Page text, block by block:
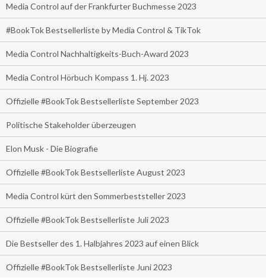
Media Control auf der Frankfurter Buchmesse 2023
#BookTok Bestsellerliste by Media Control & TikTok
Media Control Nachhaltigkeits-Buch-Award 2023
Media Control Hörbuch Kompass 1. Hj. 2023
Offizielle #BookTok Bestsellerliste September 2023
Politische Stakeholder überzeugen
Elon Musk - Die Biografie
Offizielle #BookTok Bestsellerliste August 2023
Media Control kürt den Sommerbeststeller 2023
Offizielle #BookTok Bestsellerliste Juli 2023
Die Bestseller des 1. Halbjahres 2023 auf einen Blick
Offizielle #BookTok Bestsellerliste Juni 2023